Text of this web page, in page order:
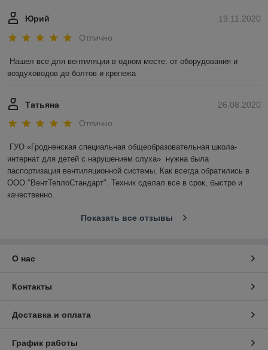
19.11.2020
Юрий
Отлично
Нашел все для вентиляции в одном месте: от оборудования и
воздуховодов до болтов и крепежа
26.08.2020
Татьяна
Отлично
ГУО «Гродненская специальная общеобразовательная школа-
интернат для детей с нарушением слуха»  нужна была
паспортизация вентиляционной системы. Как всегда обратились в
ООО "ВентТеплоСтандарт". Техник сделал все в срок, быстро и
качественно.
Показать все отзывы
О нас
Контакты
Доставка и оплата
График работы